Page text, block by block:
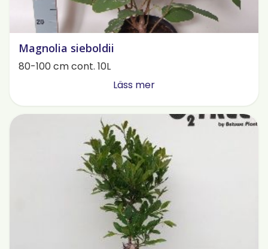
Magnolia sieboldii
80-100 cm cont. 10L
Läss mer